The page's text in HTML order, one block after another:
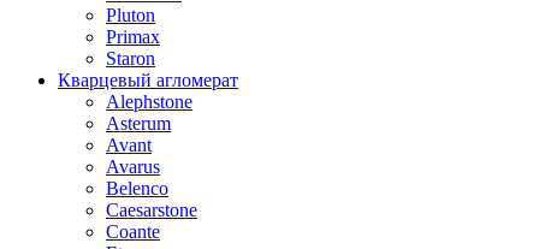
Pluton
Primax
Staron
Кварцевый агломерат
Alephstone
Asterum
Avant
Avarus
Belenco
Caesarstone
Coante